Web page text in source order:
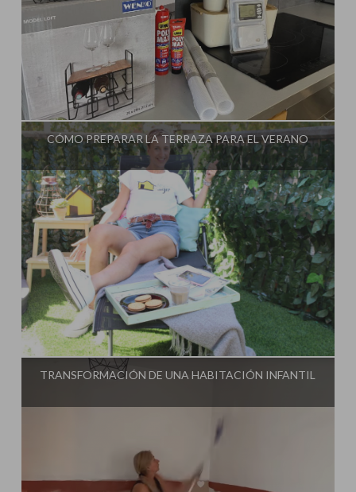
Influencer: Steffido
CÓMO PREPARAR LA TERRAZA PARA EL VERANO
Influencer:Steffido
TRANSFORMACIÓN DE UNA HABITACIÓN INFANTIL